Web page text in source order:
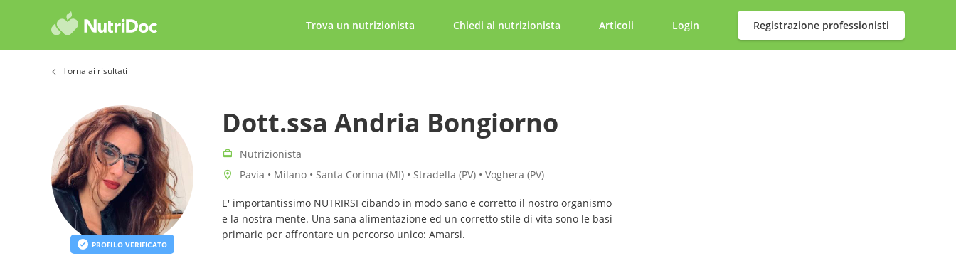
Trova un nutrizionista Chiedi al nutrizionista Articoli Login Registrazione professionisti
Torna ai risultati
PROFILO VERIFICATO
Dott.ssa Andria Bongiorno
Nutrizionista
Pavia • Milano • Santa Corinna (MI) • Stradella (PV) • Voghera (PV)
E' importantissimo NUTRIRSI cibando in modo sano e corretto il nostro organismo
e la nostra mente. Una sana alimentazione ed un corretto stile di vita sono le basi
primarie per affrontare un percorso unico: Amarsi.